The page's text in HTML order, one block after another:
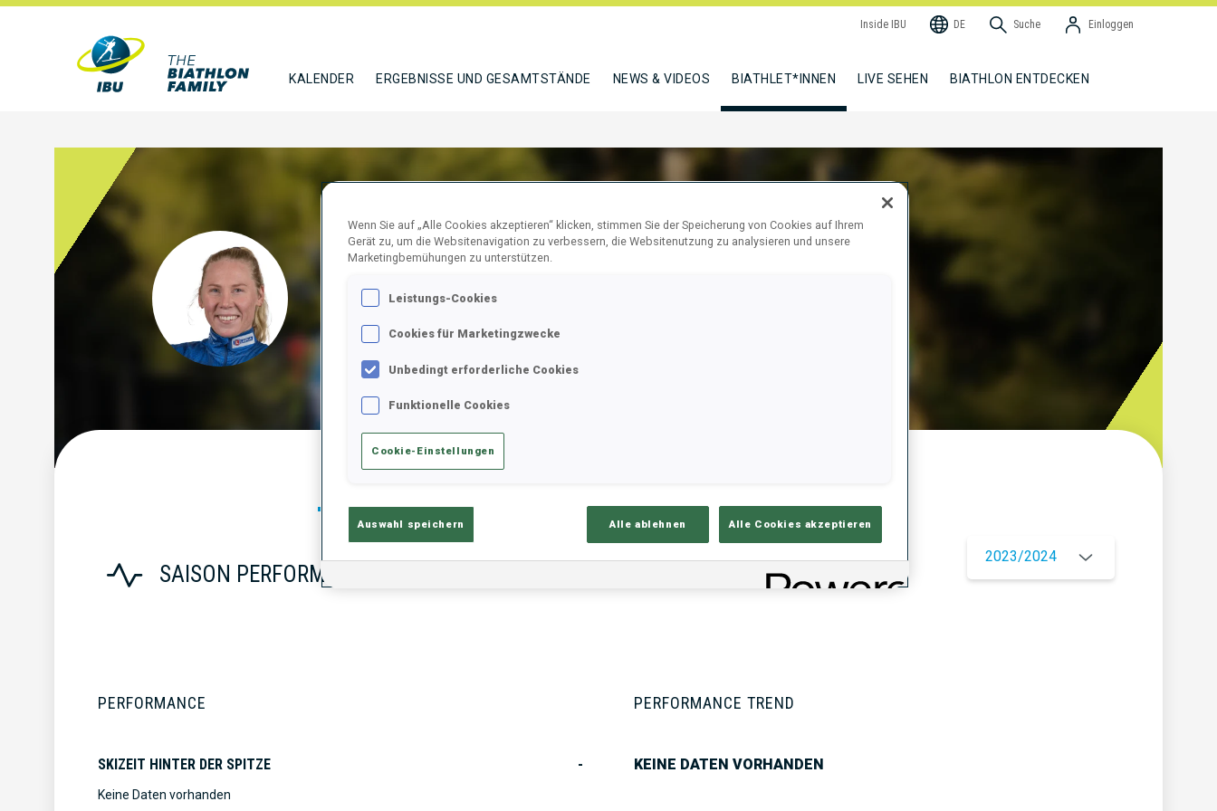
Inside IBU DE Suche Einloggen
KALENDER ERGEBNISSE UND GESAMTSTÄNDE NEWS & VIDEOS BIATHLET*INNEN LIVE SEHEN BIATHLON ENTDECKEN
LINDQVIST FELICIA
FOLGEN
SAISON PERFORMANCE
2023/2024
PERFORMANCE
SKIZEIT HINTER DER SPITZE -
Keine Daten vorhanden
PERFORMANCE TREND
KEINE DATEN VORHANDEN
Wenn Sie auf „Alle Cookies akzeptieren“ klicken, stimmen Sie der Speicherung von Cookies auf Ihrem
Gerät zu, um die Websitenavigation zu verbessern, die Websitenutzung zu analysieren und unsere
Marketingbemühungen zu unterstützen.
Leistungs-Cookies
Cookies für Marketingzwecke
Unbedingt erforderliche Cookies
Funktionelle Cookies
Cookie-Einstellungen
Auswahl speichern Alle ablehnen Alle Cookies akzeptieren